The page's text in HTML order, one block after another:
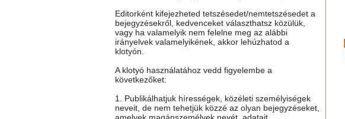
Editorként kifejezheted tetszésedet/nemtetszésedet a
bejegyzésekről, kedvenceket választhatsz közülük,
vagy ha valamelyik nem felelne meg az alábbi
irányelvek valamelyikének, akkor lehúzhatod a
klotyón.
A klotyó használatához vedd figyelembe a
következőket:
1. Publikálhatjuk hírességek, közéleti személyiségek
neveit, de nem tehetjük közzé az olyan bejegyzéseket,